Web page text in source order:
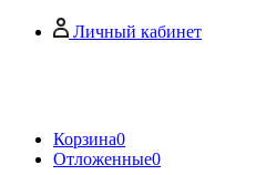
Личный кабинет
Корзина0
Отложенные0